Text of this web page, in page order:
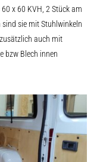
x 60 KVH, 2 Stück am
sind sie mit Stuhlwinkeln
auch mit
bzw Blech innen